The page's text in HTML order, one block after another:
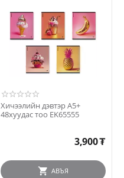
Хичээлийн дэвтэр A5+
48хуудас тоо EK65555
3,900₮
АВЪЯ